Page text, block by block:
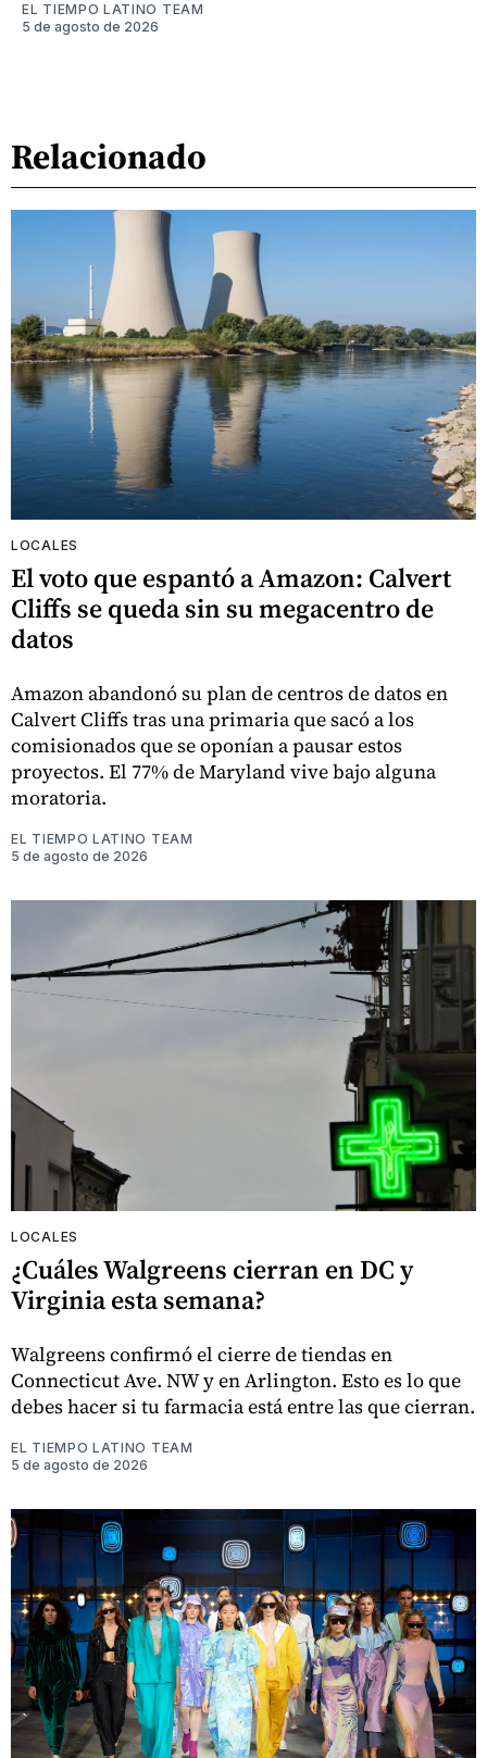
EL TIEMPO LATINO TEAM
5 de agosto de 2026
Relacionado
LOCALES
El voto que espantó a Amazon: Calvert
Cliffs se queda sin su megacentro de
datos
Amazon abandonó su plan de centros de datos en
Calvert Cliffs tras una primaria que sacó a los
comisionados que se oponían a pausar estos
proyectos. El 77% de Maryland vive bajo alguna
moratoria.
EL TIEMPO LATINO TEAM
5 de agosto de 2026
LOCALES
¿Cuáles Walgreens cierran en DC y
Virginia esta semana?
Walgreens confirmó el cierre de tiendas en
Connecticut Ave. NW y en Arlington. Esto es lo que
debes hacer si tu farmacia está entre las que cierran.
EL TIEMPO LATINO TEAM
5 de agosto de 2026